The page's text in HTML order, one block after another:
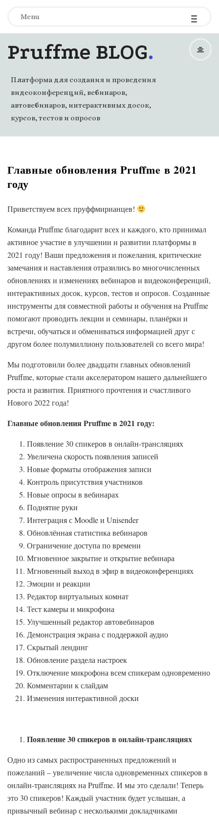
Menu -
-
-
Pruffme BLOG.
Платформа для создания и проведения
видеоконференций, вебинаров,
автовебинаров, интерактивных досок,
курсов, тестов и опросов
‎Главные обновления Pruffme в 2021
году
Приветствуем всех пруффмирианцев!
Команда Pruffme благодарит всех и каждого, кто принимал
активное участие в улучшении и развитии платформы в
2021 году! Ваши предложения и пожелания, критические
замечания и наставления отразились во многочисленных
обновлениях и изменениях вебинаров и видеоконференций,
интерактивных досок, курсов, тестов и опросов. Созданные
инструменты для совместной работы и обучения на Pruffme
помогают проводить лекции и семинары, планёрки и
встречи, обучаться и обмениваться информацией друг с
другом более полумиллиону пользователей со всего мира!
Мы подготовили более двадцати главных обновлений
Pruffme, которые стали акселератором нашего дальнейшего
роста и развития. Приятного прочтения и счастливого
Нового 2022 года!
Главные обновления Pruffme в 2021 году:
Появление 30 спикеров в онлайн-трансляциях
Увеличена скорость появления записей
Новые форматы отображения записи
Контроль присутствия участников
Новые опросы в вебинарах
Поднятие руки
Интеграция с Moodle и Unisender
Обновлённая статистика вебинаров
Ограничение доступа по времени
Мгновенное закрытие и открытие вебинара
Мгновенный выход в эфир в видеоконференциях
Эмоции и реакции
Редактор виртуальных комнат
Тест камеры и микрофона
Улучшенный редактор автовебинаров
Демонстрация экрана с поддержкой аудио
Скрытый лендинг
Обновление раздела настроек
Отключение микрофона всем спикерам одновременно
Комментарии к слайдам
Изменения интерактивной доски
Появление 30 спикеров в онлайн-трансляциях
Одно из самых распространенных предложений и
пожеланий – увеличение числа одновременных спикеров в
онлайн-трансляциях на Pruffme. И мы это сделали! Теперь
это 30 спикеров! Каждый участник будет услышан, а
привычный вебинар с несколькими докладчиками